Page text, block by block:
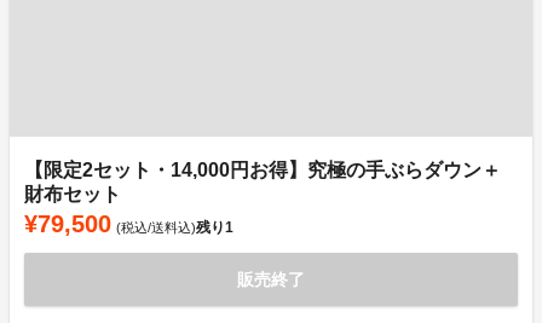
【限定2セット・14,000円お得】究極の手ぶらダウン＋
財布セット
¥79,500 (税込/送料込)残り1
販売終了